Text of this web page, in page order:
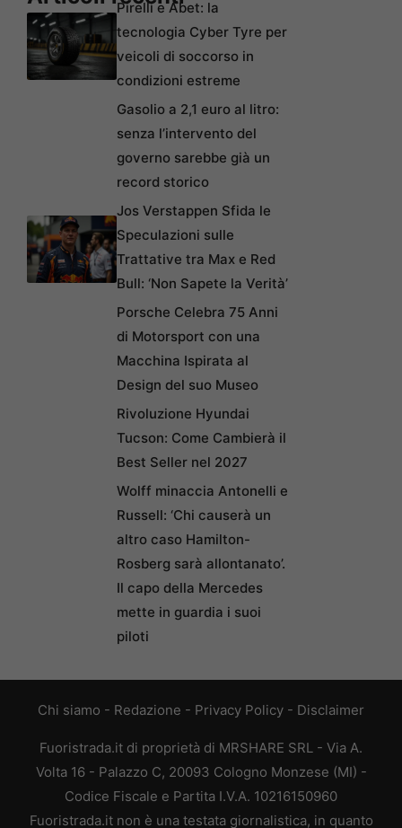
Pirelli e Abet: la
tecnologia Cyber Tyre per
veicoli di soccorso in
condizioni estreme
Gasolio a 2,1 euro al litro:
senza l’intervento del
governo sarebbe già un
record storico
Jos Verstappen Sfida le
Speculazioni sulle
Trattative tra Max e Red
Bull: ‘Non Sapete la Verità’
Porsche Celebra 75 Anni
di Motorsport con una
Macchina Ispirata al
Design del suo Museo
Rivoluzione Hyundai
Tucson: Come Cambierà il
Best Seller nel 2027
Wolff minaccia Antonelli e
Russell: ‘Chi causerà un
altro caso Hamilton-
Rosberg sarà allontanato’.
Il capo della Mercedes
mette in guardia i suoi
piloti
Chi siamo - Redazione - Privacy Policy - Disclaimer
Fuoristrada.it di proprietà di MRSHARE SRL - Via A.
Volta 16 - Palazzo C, 20093 Cologno Monzese (MI) -
Codice Fiscale e Partita I.V.A. 10216150960
Fuoristrada.it non è una testata giornalistica, in quanto